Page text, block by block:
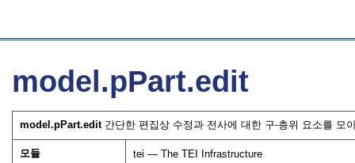
model.pPart.edit
model.pPart.edit간단한 편집상 수정과 전사에 대한 구-층위 요소를 모
모듈 tei — The TEI Infrastructure